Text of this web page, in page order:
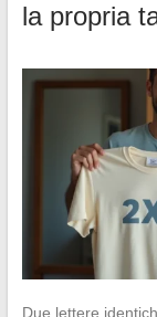
la propria
Due lettere